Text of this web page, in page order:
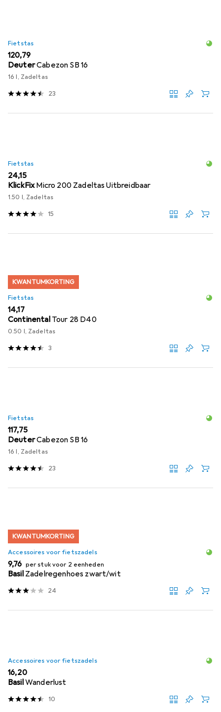
Fietstas
EUR
120,79
DeuterCabezon SB 16
16 l, Zadeltas
23
Fietstas
EUR
24,15
KlickFixMicro 200 Zadeltas Uitbreidbaar
1.50 l, Zadeltas
15
KWANTUMKORTING
Fietstas
EUR
14,17
Continental Tour 28 D40
0.50 l, Zadeltas
3
Fietstas
EUR
117,75
DeuterCabezon SB 16
16 l, Zadeltas
23
KWANTUMKORTING
Accessoires voor fietszadels
EUR
9,76 per stuk voor 2 eenheden
Basil Zadelregenhoes zwart/wit
24
Accessoires voor fietszadels
EUR
16,20
BasilWanderlust
10